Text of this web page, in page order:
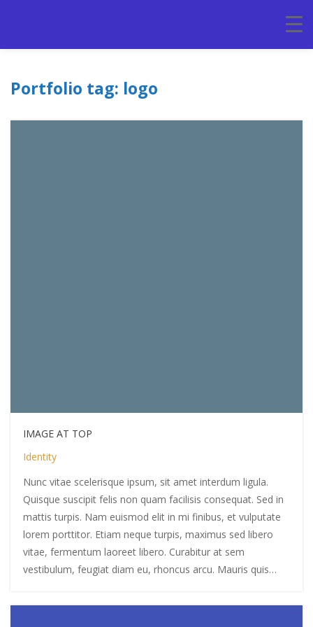
Portfolio tag: logo
IMAGE AT TOP
Identity
Nunc vitae scelerisque ipsum, sit amet interdum ligula.
Quisque suscipit felis non quam facilisis consequat. Sed in
mattis turpis. Nam euismod elit in mi finibus, et vulputate
lorem porttitor. Etiam neque turpis, maximus sed libero
vitae, fermentum laoreet libero. Curabitur at sem
vestibulum, feugiat diam eu, rhoncus arcu. Mauris quis…